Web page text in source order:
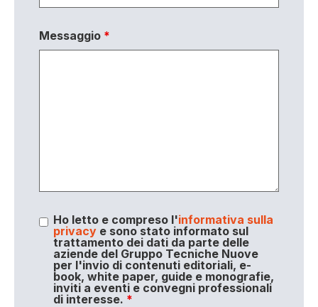
Messaggio *
Ho letto e compreso l'informativa sulla
privacye sono stato informato sul
trattamento dei dati da parte delle
aziende del Gruppo Tecniche Nuove
per l'invio di contenuti editoriali, e-
book, white paper, guide e monografie,
inviti a eventi e convegni professionali
di interesse. *